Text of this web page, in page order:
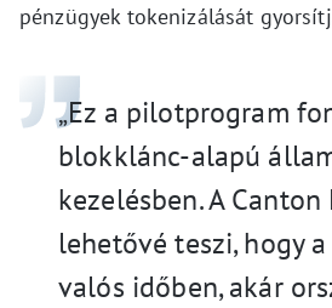
pénzügyek tokenizálását
„Ez a pilotprogram
blokklánc-alapú
kezelésben. A
lehetővé teszi, hogy
valós időben, akár